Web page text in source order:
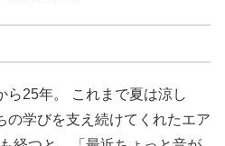
ら25年。 これまで夏は涼し
の学びを支え続けてくれたエア